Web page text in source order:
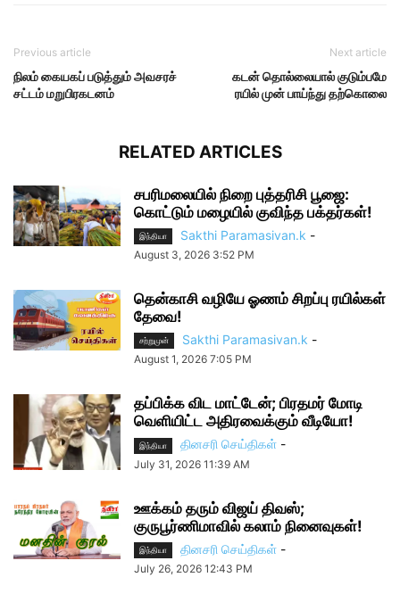
Previous article
நிலம் கையகப் படுத்தும் அவசரச்
சட்டம் மறுபிரகடனம்
Next article
கடன் தொல்லையால் குடும்பமே
ரயில் முன் பாய்ந்து தற்கொலை
RELATED ARTICLES
சபரிமலையில் நிறை புத்தரிசி பூஜை:
கொட்டும் மழையில் குவிந்த பக்தர்கள்!
இந்தியா Sakthi Paramasivan.k -
August 3, 2026 3:52 PM
தென்காசி வழியே ஓணம் சிறப்பு ரயில்கள்
தேவை!
சற்றுமுன் Sakthi Paramasivan.k -
August 1, 2026 7:05 PM
தப்பிக்க விட மாட்டேன்; பிரதமர் மோடி
வெளியிட்ட அதிரவைக்கும் வீடியோ!
இந்தியா தினசரி செய்திகள் -
July 31, 2026 11:39 AM
ஊக்கம் தரும் விஜய் திவஸ்;
குருபூர்ணிமாவில் கலாம் நினைவுகள்!
இந்தியா தினசரி செய்திகள் -
July 26, 2026 12:43 PM